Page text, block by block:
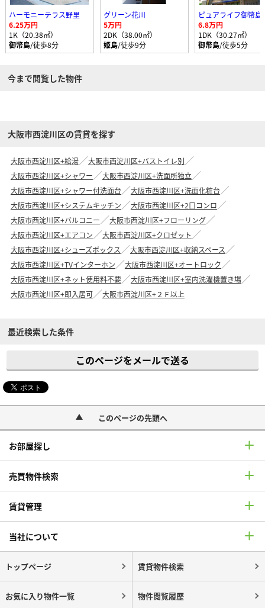
ハーモニーテラス野里
6.25万円
1K（20.38㎡）
御幣島/徒歩8分
グリーン花川
5万円
2DK（38.00㎡）
姫島/徒歩9分
ピュアライフ御幣島
6.8万円
1DK（30.27㎡）
御幣島/徒歩5分
今まで閲覧した物件
大阪市西淀川区の賃貸を探す
大阪市西淀川区+給湯
大阪市西淀川区+バストイレ別
大阪市西淀川区+シャワー
大阪市西淀川区+洗面所独立
大阪市西淀川区+シャワー付洗面台
大阪市西淀川区+洗面化粧台
大阪市西淀川区+システムキッチン
大阪市西淀川区+2口コンロ
大阪市西淀川区+バルコニー
大阪市西淀川区+フローリング
大阪市西淀川区+エアコン
大阪市西淀川区+クロゼット
大阪市西淀川区+シューズボックス
大阪市西淀川区+収納スペース
大阪市西淀川区+TVインターホン
大阪市西淀川区+オートロック
大阪市西淀川区+ネット使用料不要
大阪市西淀川区+室内洗濯機置き場
大阪市西淀川区+即入居可
大阪市西淀川区+２Ｆ以上
最近検索した条件
このページをメールで送る
このページの先頭へ
お部屋探し
売買物件検索
賃貸管理
当社について
トップページ 賃貸物件検索
お気に入り物件一覧 物件閲覧履歴